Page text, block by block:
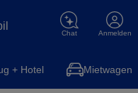
Chat Anmelden
Kfz-Versicherung
+ Hotel Mietwagen